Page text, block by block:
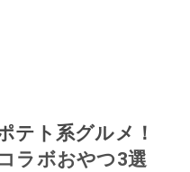
テト系グルメ！
ラボおやつ3選